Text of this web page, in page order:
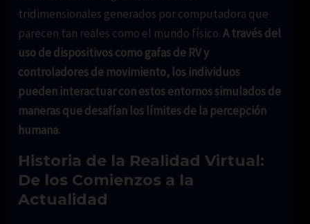
tridimensionales generados por computadora que
parecen tan reales como el mundo físico.A través del
uso de dispositivos como gafas de RV y
controladores de movimiento, los individuos
pueden interactuar con estos entornos simulados de
maneras que desafían los límites de la percepción
humana.
Historia de la Realidad Virtual:
De los Comienzos a la
Actualidad